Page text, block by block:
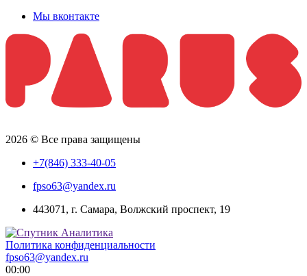
Мы вконтакте
2026 © Все права защищены
+7(846) 333-40-05
fpso63@yandex.ru
443071, г. Самара, Волжский проспект, 19
Политика конфиденциальности
fpso63@yandex.ru
00:00